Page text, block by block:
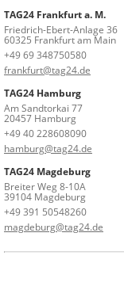
TAG24 Frankfurt a. M.
Friedrich-Ebert-Anlage 36
60325 Frankfurt am Main
+49 69 348750580
frankfurt@tag24.de
TAG24 Hamburg
Am Sandtorkai 77
20457 Hamburg
+49 40 228608090
hamburg@tag24.de
TAG24 Magdeburg
Breiter Weg 8-10A
39104 Magdeburg
+49 391 50548260
magdeburg@tag24.de